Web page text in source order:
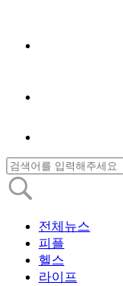
전체뉴스
피플
헬스
라이프